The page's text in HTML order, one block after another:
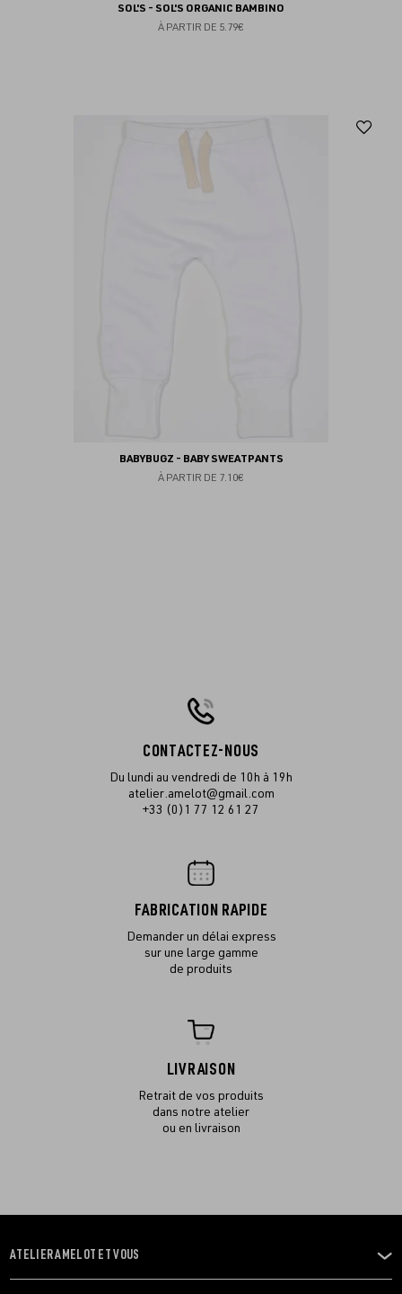
SOL'S - SOL'S ORGANIC BAMBINO
À PARTIR DE 5.79€
BABYBUGZ - BABY SWEATPANTS
À PARTIR DE 7.10€
CONTACTEZ-NOUS
Du lundi au vendredi de 10h à 19h
atelier.amelot@gmail.com
+33 (0)1 77 12 61 27
FABRICATION RAPIDE
Demander un délai express
sur une large gamme
de produits
LIVRAISON
Retrait de vos produits
dans notre atelier
ou en livraison
OUVRIR
LE
ATELIER AMELOT ET VOUS